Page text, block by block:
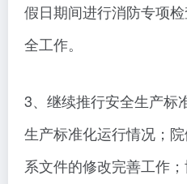
假日期间进行消防专项
全工作。
3、继续推行安全生产标
生产标准化运行情况；
系文件的修改完善工作